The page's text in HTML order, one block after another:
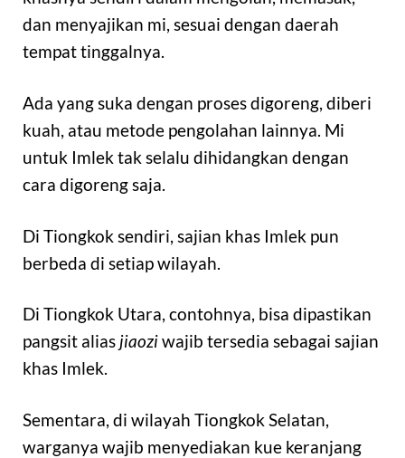
dan menyajikan mi, sesuai dengan daerah
tempat tinggalnya.
Ada yang suka dengan proses digoreng, diberi
kuah, atau metode pengolahan lainnya. Mi
untuk Imlek tak selalu dihidangkan dengan
cara digoreng saja.
Di Tiongkok sendiri, sajian khas Imlek pun
berbeda di setiap wilayah.
Di Tiongkok Utara, contohnya, bisa dipastikan
pangsit alias jiaoziwajib tersedia sebagai sajian
khas Imlek.
Sementara, di wilayah Tiongkok Selatan,
warganya wajib menyediakan kue keranjang